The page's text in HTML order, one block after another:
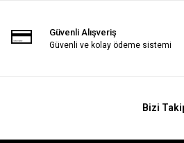
Güvenli Alışveriş
Güvenli ve kolay ödeme sistemi
Bizi